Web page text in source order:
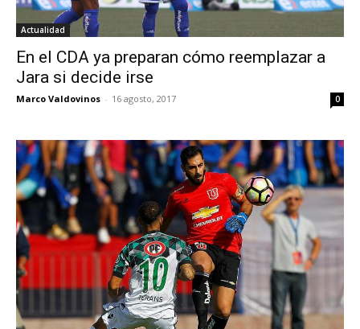
Actualidad
En el CDA ya preparan cómo reemplazar a
Jara si decide irse
Marco Valdovinos - 16 agosto, 2017 0